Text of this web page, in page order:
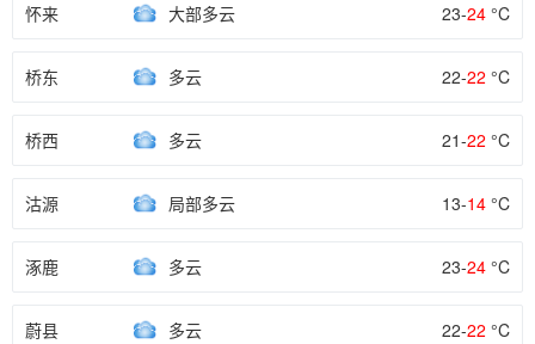
怀来 大部多云 23-24 °C
桥东 多云 22-22 °C
桥西 多云 21-22 °C
沽源 局部多云 13-14 °C
涿鹿 多云 23-24 °C
蔚县 多云 22-22 °C